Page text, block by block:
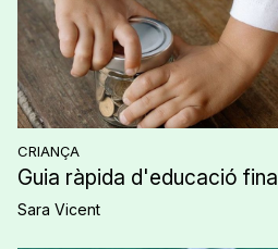
CRIANÇA
Guia ràpida d'educació
Sara Vicent